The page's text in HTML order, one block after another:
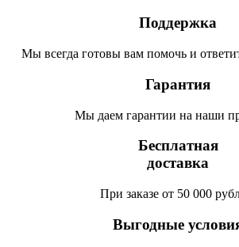
Поддержка
Мы всегда готовы вам помочь и
Гарантия
Мы даем гарантии на наши
Бесплатная
доставка
При заказе от 50 000
Выгодные